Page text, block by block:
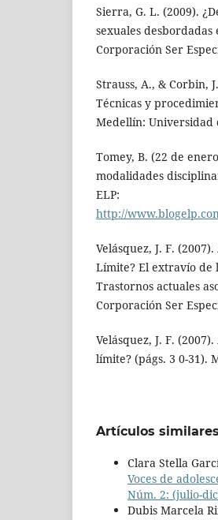
Sierra, G. L. (2009).
sexuales
Corporación Ser
Strauss, A., & Corbin,
Técnicas y
Medellín: Universidad
Tomey, B. (22 de
modalidades
ELP:
http://
Velásquez, J. F.
Límite? El extravío de
Trastornos actuales
Corporación Ser
Velásquez, J. F.
límite? (págs. 3 0-31).
Artículos similares
Clara Stella
Voces de
Núm. 2: (julio-
Dubis Marcela